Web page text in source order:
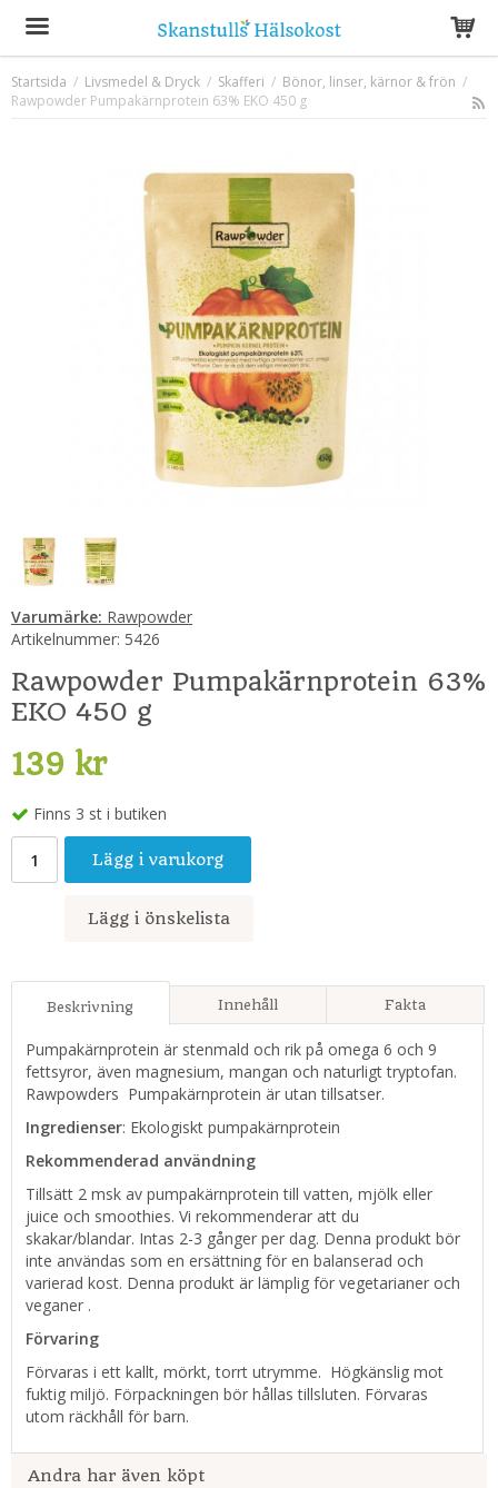
Produkten har blivit tillagd i varukorgen
Startsida / Livsmedel & Dryck / Skafferi / Bönor, linser, kärnor & frön /
Rawpowder Pumpakärnprotein 63% EKO 450 g
Varumärke: Rawpowder
Artikelnummer: 5426
Rawpowder Pumpakärnprotein 63%
EKO 450 g
139 kr
Finns 3 st i butiken
Lägg i varukorg
Lägg i önskelista
Beskrivning Innehåll Fakta
Pumpakärnprotein är stenmald och rik på omega 6 och 9
fettsyror, även magnesium, mangan och naturligt tryptofan.
Rawpowders Pumpakärnprotein är utan tillsatser.
Ingredienser: Ekologiskt pumpakärnprotein
Rekommenderad användning
Tillsätt 2 msk av pumpakärnprotein till vatten, mjölk eller
juice och smoothies. Vi rekommenderar att du
skakar/blandar. Intas 2-3 gånger per dag. Denna produkt bör
inte användas som en ersättning för en balanserad och
varierad kost. Denna produkt är lämplig för vegetarianer och
veganer .
Förvaring
Förvaras i ett kallt, mörkt, torrt utrymme. Högkänslig mot
fuktig miljö. Förpackningen bör hållas tillsluten. Förvaras
utom räckhåll för barn.
Andra har även köpt